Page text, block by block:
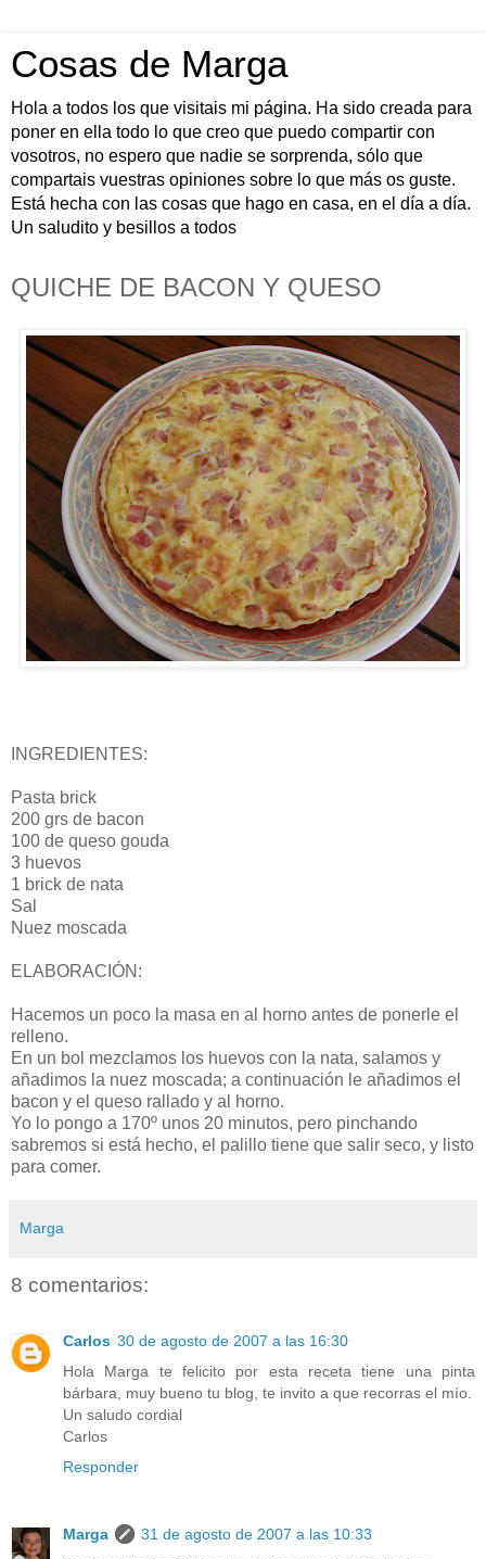
Cosas de Marga
Hola a todos los que visitais mi página. Ha sido creada para
poner en ella todo lo que creo que puedo compartir con
vosotros, no espero que nadie se sorprenda, sólo que
compartais vuestras opiniones sobre lo que más os guste.
Está hecha con las cosas que hago en casa, en el día a día.
Un saludito y besillos a todos
QUICHE DE BACON Y QUESO
INGREDIENTES:
Pasta brick
200 grs de bacon
100 de queso gouda
3 huevos
1 brick de nata
Sal
Nuez moscada
ELABORACIÓN:
Hacemos un poco la masa en al horno antes de ponerle el
relleno.
En un bol mezclamos los huevos con la nata, salamos y
añadimos la nuez moscada; a continuación le añadimos el
bacon y el queso rallado y al horno.
Yo lo pongo a 170º unos 20 minutos, pero pinchando
sabremos si está hecho, el palillo tiene que salir seco, y listo
para comer.
Marga
8 comentarios:
Carlos 30 de agosto de 2007 a las 16:30
Hola Marga te felicito por esta receta tiene una pinta
bárbara, muy bueno tu blog, te invito a que recorras el mío.
Un saludo cordial
Carlos
Responder
Marga
31 de agosto de 2007 a las 10:33